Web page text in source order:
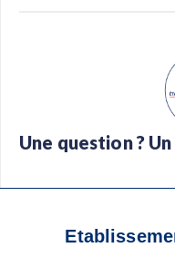
Une question ?
Téléchargez l’app